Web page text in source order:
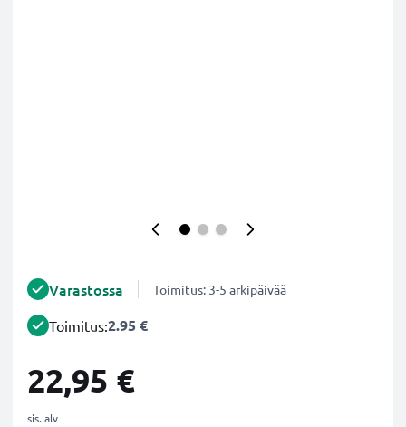
Varastossa Toimitus: 3-5 arkipäivää
Toimitus:2.95 €
22,95 €
sis. alv